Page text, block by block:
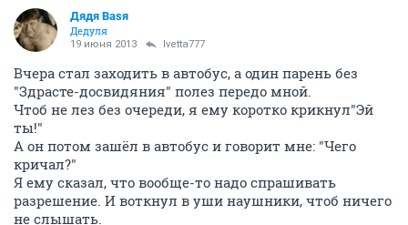
Дядя Ваsя
Дедуля
19 июня 2013 Ivetta777
Вчера стал заходить в автобус, а один парень без
"Здрасте-досвидяния" полез передо мной.
Чтоб не лез без очереди, я ему коротко крикнул"Эй
ты!"
А он потом зашёл в автобус и говорит мне: "Чего
кричал?"
Я ему сказал, что вообще-то надо спрашивать
разрешение. И воткнул в уши наушники, чтоб ничего
не слышать.